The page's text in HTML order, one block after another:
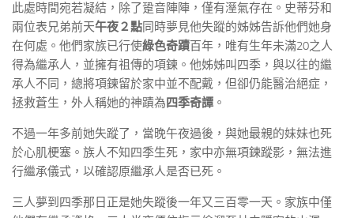
此處時間宛若凝結，除了跫音陣陣，僅有溼氣存在。史蒂芬和
兩位表兄弟前天午夜２點同時夢見他失蹤的姊姊告訴他們她身
在何處。他們家族已行使綠色奇蹟百年，唯有生年未滿20之人
得為繼承人，並擁有祖傳的項鍊。他姊姊叫四季，與以往的繼
承人不同，總將項鍊留於家中並不配戴，但卻仍能醫治絕症，
拯救蒼生，外人稱她的神蹟為四季奇譚 。
不過一年多前她失蹤了，當晚午夜過後，與她最親的妹妹也死
於心肌梗塞。族人不知四季生死，家中亦無項鍊蹤影，無法進
行繼承儀式，以確認原繼承人是否已死。
三人夢到四季那日正是她失蹤後一年又三百零一天。家族中僅